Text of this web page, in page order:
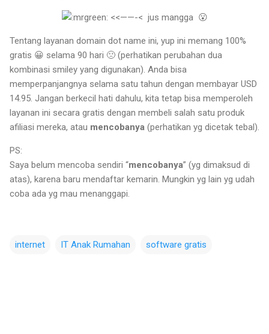
<<——-< jus mangga 😮
Tentang layanan domain dot name ini, yup ini memang 100%
gratis 😀 selama 90 hari 🙁 (perhatikan perubahan dua
kombinasi smiley yang digunakan). Anda bisa
memperpanjangnya selama satu tahun dengan membayar USD
14.95. Jangan berkecil hati dahulu, kita tetap bisa memperoleh
layanan ini secara gratis dengan membeli salah satu produk
afiliasi mereka, atau mencobanya (perhatikan yg dicetak tebal).
PS:
Saya belum mencoba sendiri “mencobanya” (yg dimaksud di
atas), karena baru mendaftar kemarin. Mungkin yg lain yg udah
coba ada yg mau menanggapi.
internet IT Anak Rumahan software gratis